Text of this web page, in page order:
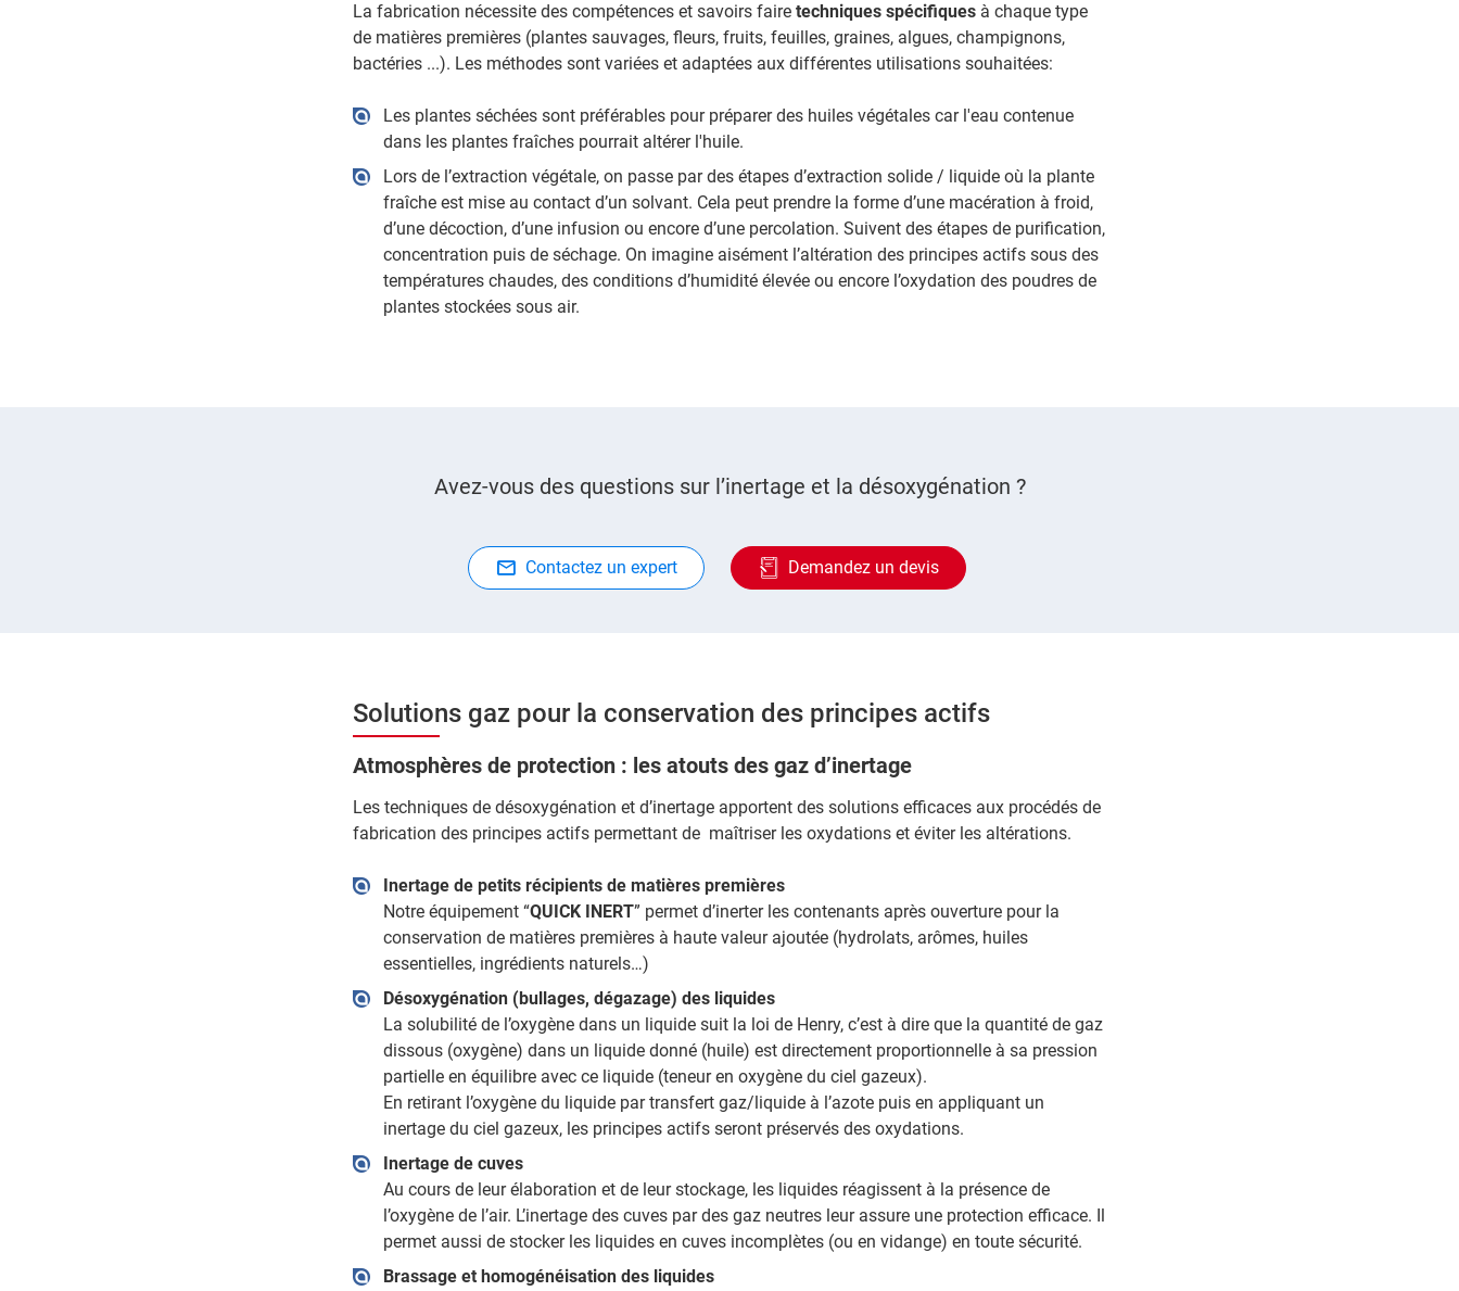
La fabrication nécessite des compétences et savoirs faire techniques spécifiquesà chaque type
de matières premières (plantes sauvages, fleurs, fruits, feuilles, graines, algues, champignons,
bactéries ...). Les méthodes sont variées et adaptées aux différentes utilisations souhaitées:
Les plantes séchées sont préférables pour préparer des huiles végétales car l'eau contenue
dans les plantes fraîches pourrait altérer l'huile.
Lors de l’extraction végétale, on passe par des étapes d’extraction solide / liquide où la plante
fraîche est mise au contact d’un solvant. Cela peut prendre la forme d’une macération à froid,
d’une décoction, d’une infusion ou encore d’une percolation. Suivent des étapes de purification,
concentration puis de séchage. On imagine aisément l’altération des principes actifs sous des
températures chaudes, des conditions d’humidité élevée ou encore l’oxydation des poudres de
plantes stockées sous air.
Avez-vous des questions sur l’inertage et la désoxygénation ?
Contactez un expert Demandez un devis
Solutions gaz pour la conservation des principes actifs
Atmosphères de protection : les atouts des gaz d’inertage
Les techniques de désoxygénation et d’inertage apportent des solutions efficaces aux procédés de
fabrication des principes actifs permettant de maîtriser les oxydations et éviter les altérations.
Inertage de petits récipients de matières premières
Notre équipement “QUICK INERT” permet d’inerter les contenants après ouverture pour la
conservation de matières premières à haute valeur ajoutée (hydrolats, arômes, huiles
essentielles, ingrédients naturels…)
Désoxygénation (bullages, dégazage) des liquides
La solubilité de l’oxygène dans un liquide suit la loi de Henry, c’est à dire que la quantité de gaz
dissous (oxygène) dans un liquide donné (huile) est directement proportionnelle à sa pression
partielle en équilibre avec ce liquide (teneur en oxygène du ciel gazeux).
En retirant l’oxygène du liquide par transfert gaz/liquide à l’azote puis en appliquant un
inertage du ciel gazeux, les principes actifs seront préservés des oxydations.
Inertage de cuves
Au cours de leur élaboration et de leur stockage, les liquides réagissent à la présence de
l’oxygène de l’air. L’inertage des cuves par des gaz neutres leur assure une protection efficace. Il
permet aussi de stocker les liquides en cuves incomplètes (ou en vidange) en toute sécurité.
Brassage et homogénéisation des liquides